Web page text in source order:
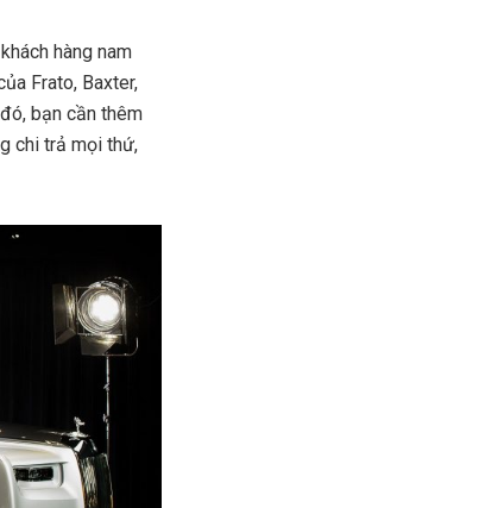
hàng nam
Frato, Baxter,
bạn cần thêm
chi trả mọi thứ,